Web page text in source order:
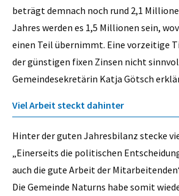
beträgt demnach noch rund 2,1
Jahres werden es 1,5 Millionen sein,
einen Teil übernimmt. Eine vorzeitige
der günstigen fixen Zinsen nicht
Gemeindesekretärin Katja Götsch
Viel Arbeit steckt dahinter
Hinter der guten Jahresbilanz stecke
„Einerseits die politischen
auch die gute Arbeit der
Die Gemeinde Naturns habe somit